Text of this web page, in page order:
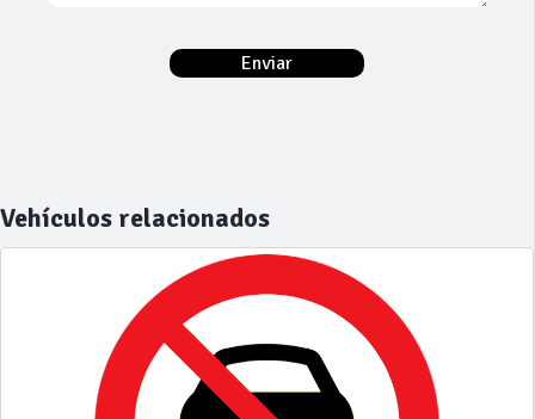
Vehículos relacionados